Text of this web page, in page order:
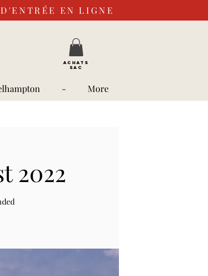
EN LIGNE
ACHATS
SAC
- More
2022